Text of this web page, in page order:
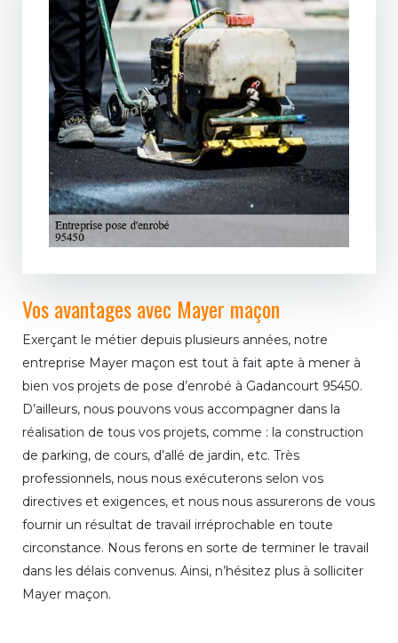
Vos avantages avec Mayer maçon
Exerçant le métier depuis plusieurs années, notre
entreprise Mayer maçon est tout à fait apte à mener à
bien vos projets de pose d’enrobé à Gadancourt 95450.
D’ailleurs, nous pouvons vous accompagner dans la
réalisation de tous vos projets, comme : la construction
de parking, de cours, d’allé de jardin, etc. Très
professionnels, nous nous exécuterons selon vos
directives et exigences, et nous nous assurerons de vous
fournir un résultat de travail irréprochable en toute
circonstance. Nous ferons en sorte de terminer le travail
dans les délais convenus. Ainsi, n’hésitez plus à solliciter
Mayer maçon.